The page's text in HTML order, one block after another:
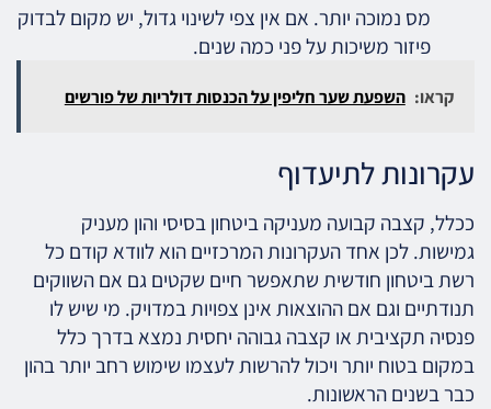
מס נמוכה יותר. אם אין צפי לשינוי גדול, יש מקום לבדוק
פיזור משיכות על פני כמה שנים.
קראו: השפעת שער חליפין על הכנסות דולריות של פורשים
עקרונות לתיעדוף
ככלל, קצבה קבועה מעניקה ביטחון בסיסי והון מעניק
גמישות. לכן אחד העקרונות המרכזיים הוא לוודא קודם כל
רשת ביטחון חודשית שתאפשר חיים שקטים גם אם השווקים
תנודתיים וגם אם ההוצאות אינן צפויות במדויק. מי שיש לו
פנסיה תקציבית או קצבה גבוהה יחסית נמצא בדרך כלל
במקום בטוח יותר ויכול להרשות לעצמו שימוש רחב יותר בהון
כבר בשנים הראשונות.